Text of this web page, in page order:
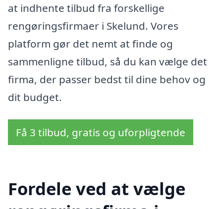
at indhente tilbud fra forskellige
rengøringsfirmaer i Skelund. Vores
platform gør det nemt at finde og
sammenligne tilbud, så du kan vælge det
firma, der passer bedst til dine behov og
dit budget.
Få 3 tilbud, gratis og uforpligtende
Fordele ved at vælge